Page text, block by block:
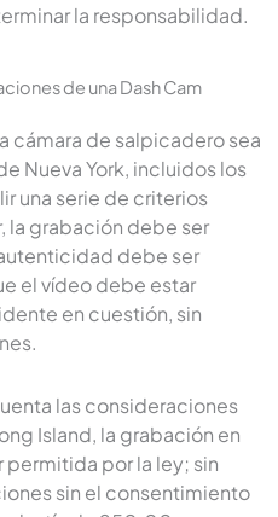
la responsabilidad.
de una Dash Cam
cámara de salpicadero sea
Nueva York, incluidos los
una serie de criterios
la grabación debe ser
debe ser
el vídeo debe estar
en cuestión, sin
las consideraciones
Island, la grabación en
por la ley; sin
sin el consentimiento